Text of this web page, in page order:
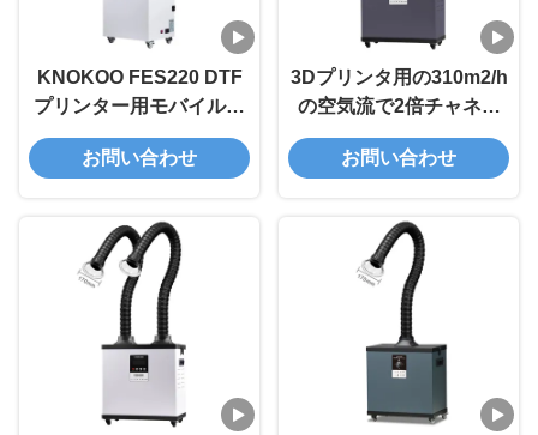
KNOKOO FES220 DTF
プリンター用モバイル煙
抽出機 220W AC220V
AC110V
お問い合わせ
3Dプリンタ用の310m2/h
の空気流で2倍チャネル
DTF蒸気抽出機 220W
お問い合わせ